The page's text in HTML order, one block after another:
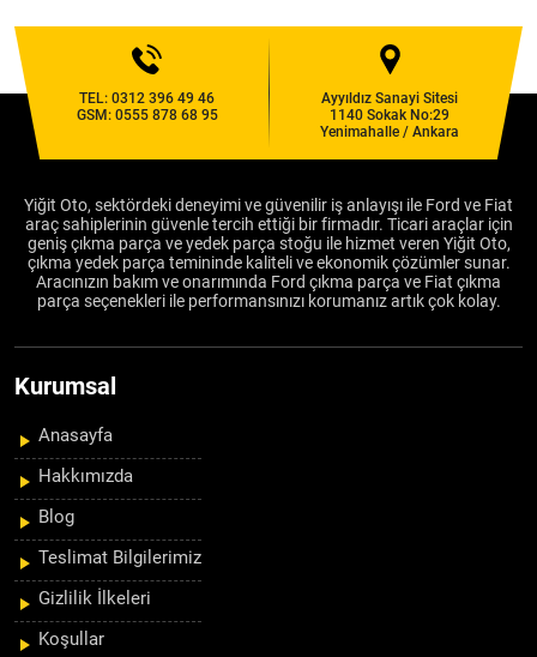
TEL:0312 396 49 46
GSM: 0555 878 68 95
Ayyıldız Sanayi Sitesi
1140 Sokak No:29
Yenimahalle / Ankara
Yiğit Oto, sektördeki deneyimi ve güvenilir iş anlayışı ile Ford ve Fiat
araç sahiplerinin güvenle tercih ettiği bir firmadır. Ticari araçlar için
geniş çıkma parça ve yedek parça stoğu ile hizmet veren Yiğit Oto,
çıkma yedek parça temininde kaliteli ve ekonomik çözümler sunar.
Aracınızın bakım ve onarımında Ford çıkma parça ve Fiat çıkma
parça seçenekleri ile performansınızı korumanız artık çok kolay.
Kurumsal
Anasayfa
Hakkımızda
Blog
Teslimat Bilgilerimiz
Gizlilik İlkeleri
Koşullar